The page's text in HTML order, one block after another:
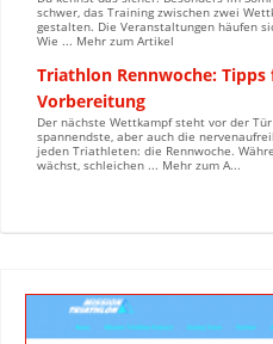
schwer, das Training zwischen zwei
gestalten. Die Veranstaltungen häufen
Wie ... Mehr zum Artikel
Triathlon Rennwoche:
Vorbereitung
Der nächste Wettkampf steht vor der
spannendste, aber auch die
jeden Triathleten: die Rennwoche.
wächst, schleichen ... Mehr zum A...